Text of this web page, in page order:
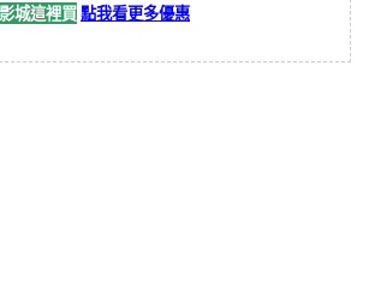
城這裡買點我看更多優惠